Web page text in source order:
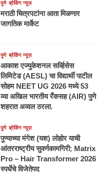
पुणे ब्रेकिंग न्यूज़
मराठी चित्रपटांना आता मिळणार
जागतिक मार्केट
पुणे ब्रेकिंग न्यूज़
आकाश एज्युकेशनल सर्व्हिसेस
लिमिटेड (AESL) चा विद्यार्थी पाटील
सोहम NEET UG 2026 मध्ये 53
व्या अखिल भारतीय रँकसह (AIR) पुणे
शहरात अव्वल ठरला.
पुणे ब्रेकिंग न्यूज़
पुण्याच्या मंगेश (यश) लोहोर याची
आंतरराष्ट्रीय सुवर्णकामगिरी; Matrix
Pro – Hair Transformer 2026
स्पर्धेचे विजेतेपद